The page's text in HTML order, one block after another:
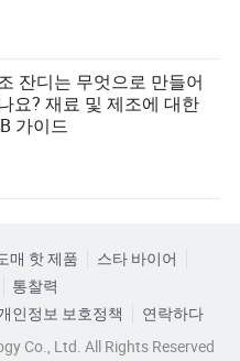
잔디는 무엇으로 만들어
요? 재료 및 제조에 대한
가이드
매 핫 제품
스타 바이어
통찰력
인정보 보호정책
연락하다
Co., Ltd. All Rights Reserved